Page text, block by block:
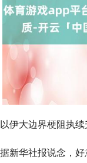
以伊大边界梗阻执续
据新华社报说念，